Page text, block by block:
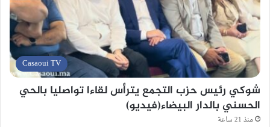
Casaoui TV
شوكي رئيس حزب التجمع يترأس لقاءا تواصليا بالحي
الحسني بالدار البيضاء(فيديو)
منذ 21 ساعة